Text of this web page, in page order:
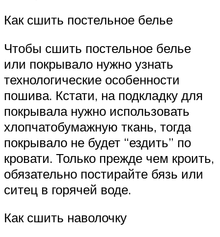
Как сшить постельное белье
Чтобы сшить постельное белье
или покрывало нужно узнать
технологические особенности
пошива. Кстати, на подкладку для
покрывала нужно использовать
хлопчатобумажную ткань, тогда
покрывало не будет “ездить” по
кровати. Только прежде чем кроить,
обязательно постирайте бязь или
ситец в горячей воде.
Как сшить наволочку